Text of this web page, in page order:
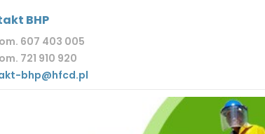
BHP
607 403 005
721 910 920
bhp@hfcd.pl